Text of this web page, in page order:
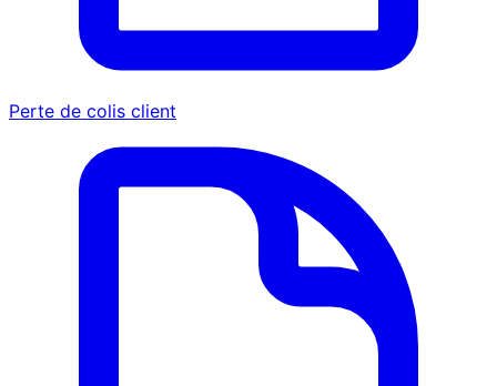
Perte de colis client